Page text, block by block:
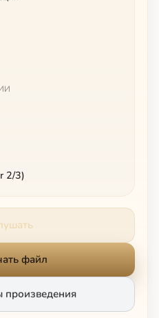
2/3)
файл
произведения